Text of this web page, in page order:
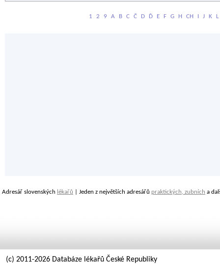
1 2 9 A B C Č D Ď E F G H CH I J K L
Adresář slovenských lékařů | Jeden z největších adresářů praktických, zubních a
(c) 2011-2026 Databáze lékařů České Republiky